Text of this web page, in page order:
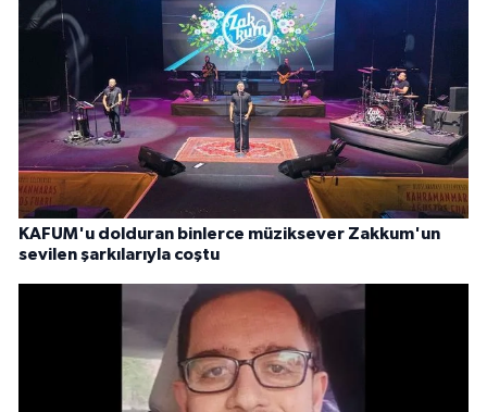
KAFUM'u dolduran binlerce müziksever Zakkum'un
sevilen şarkılarıyla coştu